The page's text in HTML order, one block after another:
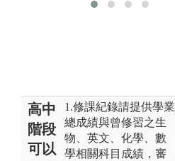
高中
階段
可以
1.修課紀錄請提供學業
總成績與曾修習之生
物、英文、化學、數
學相關科目成績，審